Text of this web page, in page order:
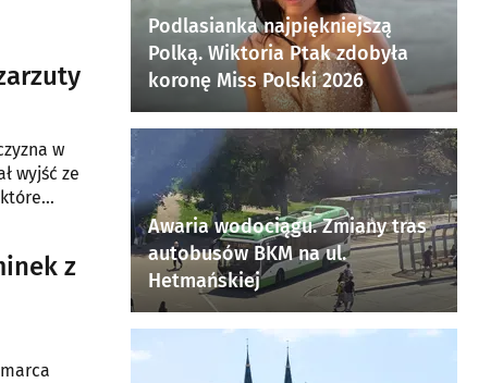
w
wyjść ze
z
Podlasianka najpiękniejszą
Polką. Wiktoria Ptak zdobyła
koronę Miss Polski 2026
Awaria wodociągu. Zmiany tras
autobusów BKM na ul.
Hetmańskiej